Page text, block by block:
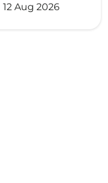
12 Aug 2026